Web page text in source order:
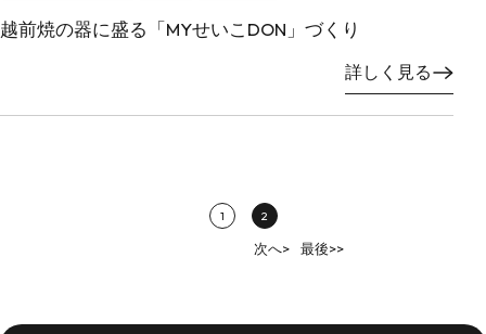
越前焼の器に盛る「MYせいこDON」づくり
詳しく見る
1 2
次へ> 最後>>